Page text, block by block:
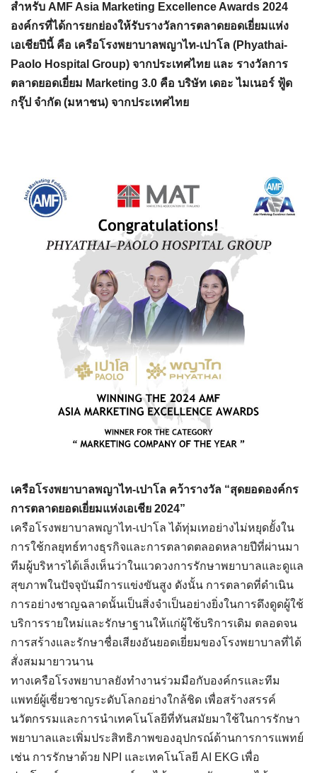
สำหรับ AMF Asia Marketing Excellence Awards 2024
องค์กรที่ได้การยกย่องให้รับรางวัลการตลาดยอดเยี่ยมแห่ง
เอเชียปีนี้ คือ เครือโรงพยาบาลพญาไท-เปาโล (Phyathai-
Paolo Hospital Group) จากประเทศไทย และ รางวัลการ
ตลาดยอดเยี่ยม Marketing 3.0 คือ บริษัท เดอะ ไมเนอร์ ฟู้ด
กรุ๊ป จำกัด (มหาชน) จากประเทศไทย
เครือโรงพยาบาลพญาไท-เปาโล คว้ารางวัล “สุดยอดองค์กร
การตลาดยอดเยี่ยมแห่งเอเชีย 2024”
เครือโรงพยาบาลพญาไท-เปาโล ได้ทุ่มเทอย่างไม่หยุดยั้งใน
การใช้กลยุทธ์ทางธุรกิจและการตลาดตลอดหลายปีที่ผ่านมา
ทีมผู้บริหารได้เล็งเห็นว่าในแวดวงการรักษาพยาบาลและดูแล
สุขภาพในปัจจุบันมีการแข่งขันสูง ดังนั้น การตลาดที่ดำเนิน
การอย่างชาญฉลาดนั้นเป็นสิ่งจำเป็นอย่างยิ่งในการดึงดูดผู้ใช้
บริการรายใหม่และรักษาฐานให้แก่ผู้ใช้บริการเดิม ตลอดจน
การสร้างและรักษาชื่อเสียงอันยอดเยี่ยมของโรงพยาบาลที่ได้
สั่งสมมายาวนาน
ทางเครือโรงพยาบาลยังทำงานร่วมมือกับองค์กรและทีม
แพทย์ผู้เชี่ยวชาญระดับโลกอย่างใกล้ชิด เพื่อสร้างสรรค์
นวัตกรรมและการนำเทคโนโลยีที่ทันสมัยมาใช้ในการรักษา
พยาบาลและเพิ่มประสิทธิภาพของอุปกรณ์ด้านการการแพทย์
เช่น การรักษาด้วย NPI และเทคโนโลยี AI EKG เพื่อ